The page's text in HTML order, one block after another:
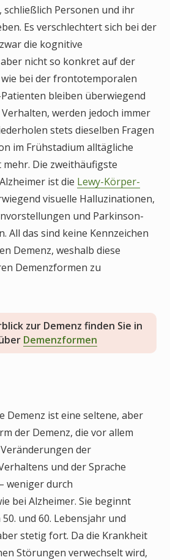
schließlich Personen und ihr
Es verschlechtert sich bei der
die kognitive
nicht so konkret auf der
bei der frontotemporalen
bleiben überwiegend
werden jedoch immer
stets dieselben Fragen
im Frühstadium alltägliche
Die zweithäufigste
ist die Lewy-Körper-
visuelle Halluzinationen,
und Parkinson-
All das sind keine Kennzeichen
Demenz, weshalb diese
Demenzformen zu
zur Demenz finden Sie in
Demenzformen
Demenz ist eine seltene, aber
der Demenz, die vor allem
der
und der Sprache
weniger durch
bei Alzheimer. Sie beginnt
und 60. Lebensjahr und
stetig fort. Da die Krankheit
Störungen verwechselt wird,